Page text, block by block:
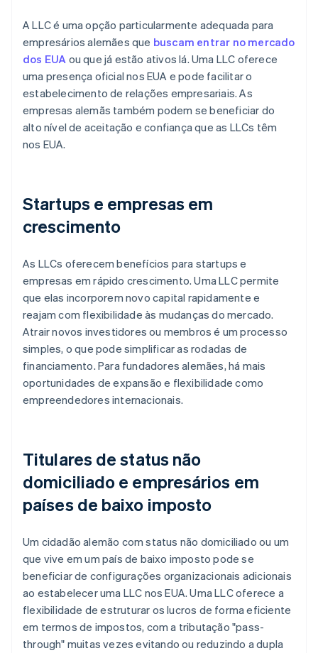
A LLC é uma opção particularmente adequada para
empresários alemães que buscam entrar no mercado
dos EUA ou que já estão ativos lá. Uma LLC oferece
uma presença oficial nos EUA e pode facilitar o
estabelecimento de relações empresariais. As
empresas alemãs também podem se beneficiar do
alto nível de aceitação e confiança que as LLCs têm
nos EUA.
Startups e empresas em
crescimento
As LLCs oferecem benefícios para startups e
empresas em rápido crescimento. Uma LLC permite
que elas incorporem novo capital rapidamente e
reajam com flexibilidade às mudanças do mercado.
Atrair novos investidores ou membros é um processo
simples, o que pode simplificar as rodadas de
financiamento. Para fundadores alemães, há mais
oportunidades de expansão e flexibilidade como
empreendedores internacionais.
Titulares de status não
domiciliado e empresários em
países de baixo imposto
Um cidadão alemão com status não domiciliado ou um
que vive em um país de baixo imposto pode se
beneficiar de configurações organizacionais adicionais
ao estabelecer uma LLC nos EUA. Uma LLC oferece a
flexibilidade de estruturar os lucros de forma eficiente
em termos de impostos, com a tributação "pass-
through" muitas vezes evitando ou reduzindo a dupla